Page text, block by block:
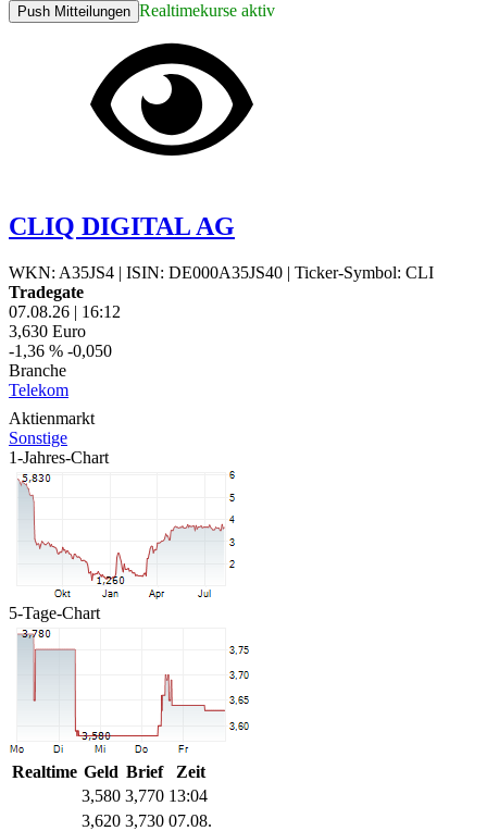
Push Mitteilungen Realtimekurse aktiv
CLIQ DIGITAL AG
WKN: A35JS4 | ISIN: DE000A35JS40 | Ticker-Symbol: CLI
Tradegate
07.08.26 | 16:12
3,630 Euro
-1,36 % -0,050
Branche
Telekom
Aktienmarkt
Sonstige
1-Jahres-Chart
5-Tage-Chart
Realtime Geld Brief
Zeit
3,580 3,770 13:04
3,620 3,730 07.08.